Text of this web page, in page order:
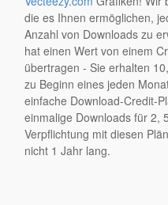
die es Ihnen ermöglichen,
Anzahl von Downloads zu
hat einen Wert von einem
übertragen - Sie erhalten
zu Beginn eines jeden
einfache Download-Credit-
einmalige Downloads für 2,
Verpflichtung mit diesen
nicht 1 Jahr lang.